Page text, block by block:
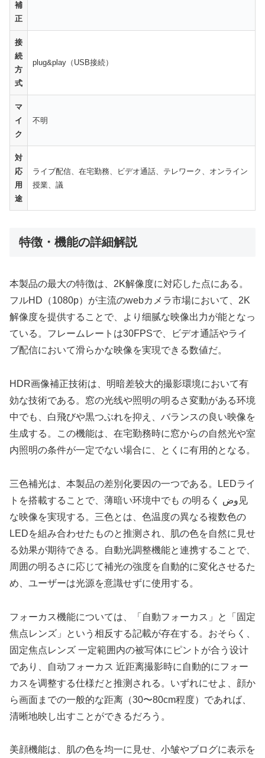
補
正
接
続
方
式
plug&play（USB接続）
マ
イ
ク
不明
対
応
用
途
ライブ配信、在宅勤務、ビデオ通話、テレワーク、オンライン
授業、議
特徴・機能の詳細解説
本製品の最大の特徴は、2K解像度に対応した点にある。
フルHD（1080p）が主流のwebカメラ市場において、2K
解像度を提供することで、より细腻な映像出力が能となっ
ている。フレームレートは30FPSで、ビデオ通話やライ
ブ配信において滑らかな映像を実現できる数値だ。
HDR画像補正技術は、明暗差较大的撮影環境において有
効な技術である。窓の光线や照明の明るさ変動がある环境
中でも、白飛びや黒つぶれを抑え、バランスの良い映像を
生成する。この機能は、在宅勤務時に窓からの自然光や室
内照明の条件が一定でない場合に、とくに有用的となる。
三色補光は、本製品の差別化要因の一つである。LEDライ
トを搭載することで、薄暗い环境中でも の明るく وض见
な映像を実現する。三色とは、色温度の異なる複数色の
LEDを組み合わせたものと推测され、肌の色を自然に見せ
る効果が期待できる。自動光調整機能と連携することで、
周囲の明るさに応じて補光の強度を自動的に変化させるた
め、ユーザーは光源を意識せずに使用する。
フォーカス機能については、「自動フォーカス」と「固定
焦点レンズ」という相反する記載が存在する。おそらく、
固定焦点レンズ 一定範囲内の被写体にピントが合う设计
であり、自动フォーカス 近距离撮影時に自動的にフォー
カスを调整する仕様だと推测される。いずれにせよ、顔か
ら画面までの一般的な距离（30〜80cm程度）であれば、
清晰地映し出すことができるだろう。
美顔機能は、肌の色を均一に見せ、小皱やブログに表示を